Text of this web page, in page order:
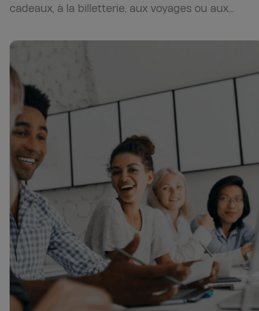
cadeaux, à la billetterie, aux voyages ou aux